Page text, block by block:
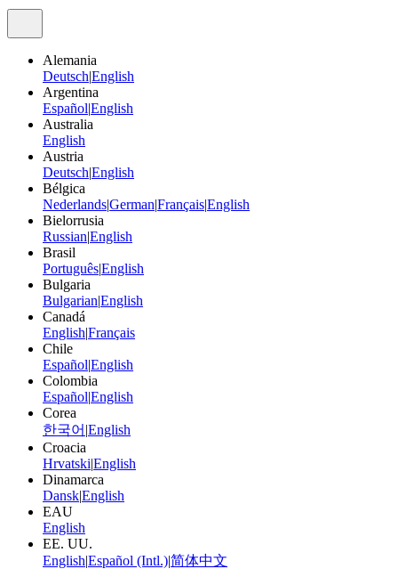
Alemania
Deutsch|English
Argentina
Español|English
Australia
English
Austria
Deutsch|English
Bélgica
Nederlands|German|Français|English
Bielorrusia
Russian|English
Brasil
Português|English
Bulgaria
Bulgarian|English
Canadá
English|Français
Chile
Español|English
Colombia
Español|English
Corea
한국어 |English
Croacia
Hrvatski|English
Dinamarca
Dansk|English
EAU
English
EE. UU.
English|Español (Intl.)|简体中文